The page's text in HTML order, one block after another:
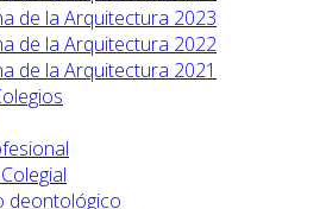
de la Arquitectura 2023
de la Arquitectura 2022
de la Arquitectura 2021
deontológico